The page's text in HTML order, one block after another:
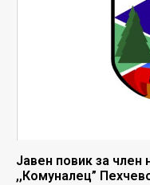
Јавен повик за член
,,Комуналец”